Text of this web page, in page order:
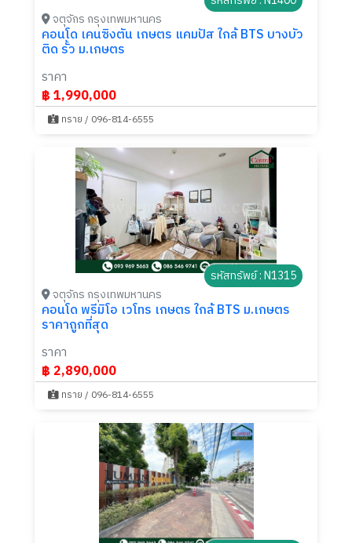
จตุจักร กรุงเทพมหานคร
คอนโด เคนซิงตัน เกษตร แคมปัส ใกล้ BTS บางบัว
ติด รั้ว ม.เกษตร
ราคา
฿ 1,990,000
ทราย / 096-814-6555
รหัสทรัพย์ : N1315
จตุจักร กรุงเทพมหานคร
คอนโด พรีมิโอ เวโทร เกษตร ใกล้ BTS ม.เกษตร
ราคาถูกที่สุด
ราคา
฿ 2,890,000
ทราย / 096-814-6555